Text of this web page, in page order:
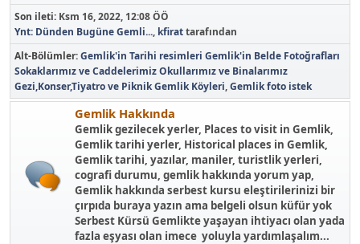
Son ileti: Ksm 16, 2022, 12:08 ÖÖ
Ynt: Dünden Bugüne Gemli..., kfirattarafından
Alt-Bölümler Gemlik'in Tarihi resimleri Gemlik'in Belde Fotoğrafları
Sokaklarımız ve CaddelerimizOkullarımız ve Binalarımız
Gezi,Konser,Tiyatro ve PiknikGemlik Köyleri Gemlik foto istek
Gemlik Hakkında
Gemlik gezilecek yerler, Places to visit in Gemlik,
Gemlik tarihi yerler, Historical places in Gemlik,
Gemlik tarihi, yazılar, maniler, turistlik yerleri,
cografi durumu, gemlik hakkında yorum yap,
Gemlik hakkında serbest kursu eleştirilerinizi bir
çırpıda buraya yazın ama belgeli olsun küfür yok
Serbest Kürsü Gemlikte yaşayan ihtiyacı olan yada
fazla eşyası olan imece yoluyla yardımlaşalım...